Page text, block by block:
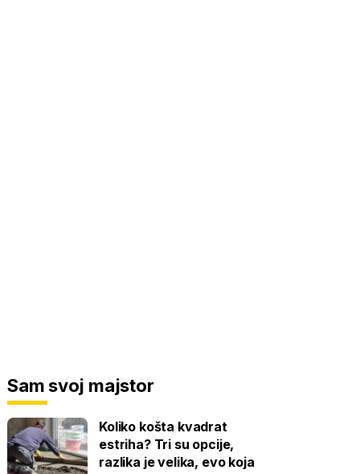
Sam svoj majstor
Koliko košta kvadrat
estriha? Tri su opcije,
razlika je velika, evo koja